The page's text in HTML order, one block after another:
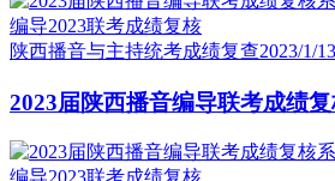
陕西播音与主持统考成绩复查2023/1/13
2023届陕西播音编导联考成绩